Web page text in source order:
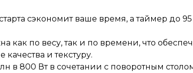
сэкономит ваше время, а таймер до
как по весу, так и по времени, что
качества и текстуру.
в 800 Вт в сочетании с поворотным